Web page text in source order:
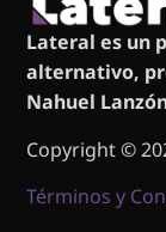
Lateral es un
alternativo,
Nahuel
Copyright ©
Términos y